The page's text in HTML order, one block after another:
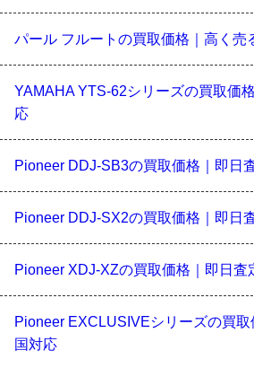
パール フルートの買取価格｜高く売
YAMAHA YTS-62シリーズの買取価
応
Pioneer DDJ-SB3の買取価格｜即日
Pioneer DDJ-SX2の買取価格｜即日
Pioneer XDJ-XZの買取価格｜即日査
Pioneer EXCLUSIVEシリーズの買
国対応